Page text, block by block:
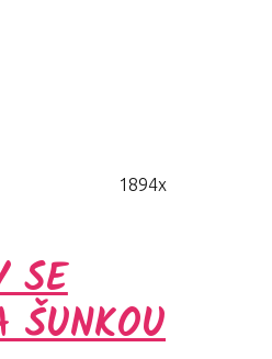
1894x
SE
ŠUNKOU